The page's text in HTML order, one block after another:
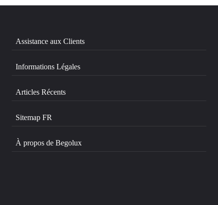
Assistance aux Clients
Informations Légales
Articles Récents
Sitemap FR
À propos de Begolux